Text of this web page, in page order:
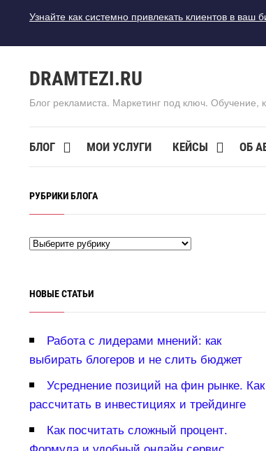
Узнайте как системно привлекать клиентов в ваш
DRAMTEZI.RU
Блог рекламиста. Маркетинг под ключ. Обучение,
БЛОГ МОИ УСЛУГИ КЕЙСЫ ОБ
РУБРИКИ БЛОГА
НОВЫЕ СТАТЬИ
Работа с лидерами мнений: как
ыбирать блогеров и не слить бюджет
Усреднение позиций на фин рынке. Как
рассчитать в инвестициях и трейдинге
Как посчитать сложный процент.